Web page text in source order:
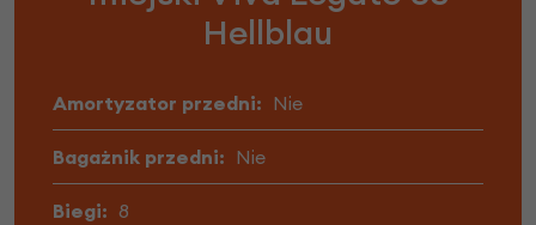
Hellblau
Amortyzator przedni: Nie
Bagażnik przedni: Nie
Biegi: 8